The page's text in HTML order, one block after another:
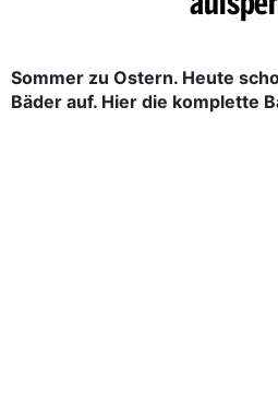
Sommer zu Ostern. Heute
Bäder auf. Hier die komplette